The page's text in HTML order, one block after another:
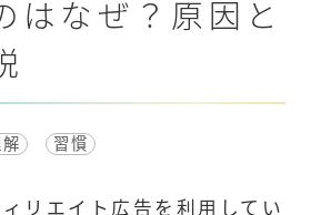
はなぜ？原因と
習慣
リエイト広告を利用してい